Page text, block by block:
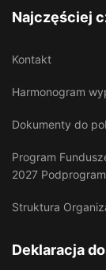
Najczęściej
Kontakt
Harmonogram
Dokumenty do
Program
2027
Struktura
Deklaracja